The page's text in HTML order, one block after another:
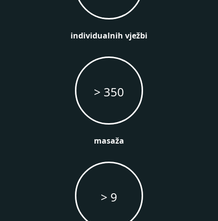
individualnih vježbi
> 350
masaža
> 9